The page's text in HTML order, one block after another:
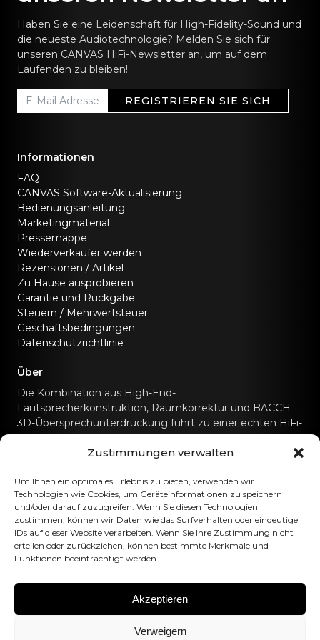
Zustimmungen verwalten
Um Ihnen ein optimales Erlebnis zu bieten, verwenden wir
Technologien wie Cookies, um Geräteinformationen zu speichern
und/oder darauf zuzugreifen. Wenn Sie diesen Technologien
zustimmen, können wir Daten wie das Surfverhalten oder eindeutige
IDs auf dieser Website verarbeiten. Wenn Sie Ihre Zustimmung nicht
erteilen oder zurückziehen, können bestimmte Merkmale und
Funktionen beeinträchtigt werden.
Akzeptieren
Verweigern
Haben Sie eine Leidenschaft für High-Fidelity-Sound und
die neueste Audiotechnologie? Melden Sie sich für
unseren CANVAS HiFi-Newsletter an, um auf dem
Laufenden zu bleiben!
REGISTRIEREN SIE SICH
Informationen
FAQ
CANVAS Software-Aktualisierung
Bedienungsanleitung
Marketingmaterial
Pressemappe
Wiederverkäufer werden
Rezensionen / Artikel
Zu Hause ausprobieren
Garantie und Rückgabe
Steuern / Mehrwertsteuer
Geschäftsbedingungen
Datenschutzrichtlinie
Über
Die Kombination aus High-End-
Lautsprecherkonstruktion, Raumkorrektur und BACCH
3D-Übersprechunterdrückung führt zu einer echten HiFi-
Performance, wie man sie sonst nur von speziellen HiFi-
Soundsystemen kennt.
Kontaktiere uns
hello@canvashifi.com Anruf +45 29 75 00 45
CANVAS HiFi ApS
Flade Engvej 4
Umsatzsteuer-Identifikationsnummer:DK43519425